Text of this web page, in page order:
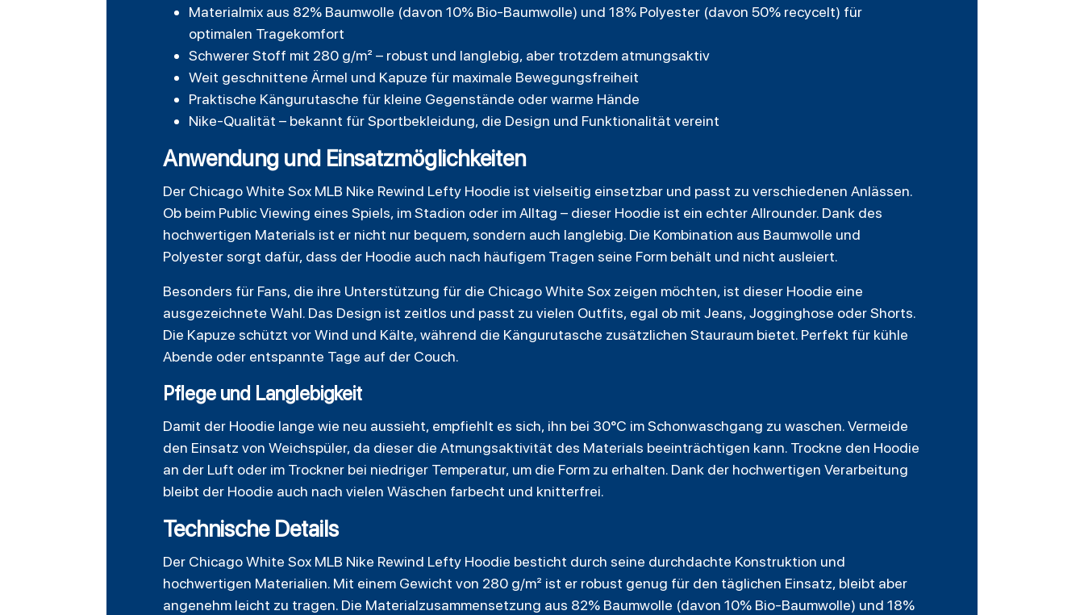
Materialmix aus 82% Baumwolle (davon 10% Bio-Baumwolle) und 18% Polyester (davon 50% recycelt) für
optimalen Tragekomfort
Schwerer Stoff mit 280 g/m² – robust und langlebig, aber trotzdem atmungsaktiv
Weit geschnittene Ärmel und Kapuze für maximale Bewegungsfreiheit
Praktische Kängurutasche für kleine Gegenstände oder warme Hände
Nike-Qualität – bekannt für Sportbekleidung, die Design und Funktionalität vereint
Anwendung und Einsatzmöglichkeiten
Der Chicago White Sox MLB Nike Rewind Lefty Hoodie ist vielseitig einsetzbar und passt zu verschiedenen Anlässen.
Ob beim Public Viewing eines Spiels, im Stadion oder im Alltag – dieser Hoodie ist ein echter Allrounder. Dank des
hochwertigen Materials ist er nicht nur bequem, sondern auch langlebig. Die Kombination aus Baumwolle und
Polyester sorgt dafür, dass der Hoodie auch nach häufigem Tragen seine Form behält und nicht ausleiert.
Besonders für Fans, die ihre Unterstützung für die Chicago White Sox zeigen möchten, ist dieser Hoodie eine
ausgezeichnete Wahl. Das Design ist zeitlos und passt zu vielen Outfits, egal ob mit Jeans, Jogginghose oder Shorts.
Die Kapuze schützt vor Wind und Kälte, während die Kängurutasche zusätzlichen Stauraum bietet. Perfekt für kühle
Abende oder entspannte Tage auf der Couch.
Pflege und Langlebigkeit
Damit der Hoodie lange wie neu aussieht, empfiehlt es sich, ihn bei 30°C im Schonwaschgang zu waschen. Vermeide
den Einsatz von Weichspüler, da dieser die Atmungsaktivität des Materials beeinträchtigen kann. Trockne den Hoodie
an der Luft oder im Trockner bei niedriger Temperatur, um die Form zu erhalten. Dank der hochwertigen Verarbeitung
bleibt der Hoodie auch nach vielen Wäschen farbecht und knitterfrei.
Technische Details
Der Chicago White Sox MLB Nike Rewind Lefty Hoodie besticht durch seine durchdachte Konstruktion und
hochwertigen Materialien. Mit einem Gewicht von 280 g/m² ist er robust genug für den täglichen Einsatz, bleibt aber
angenehm leicht zu tragen. Die Materialzusammensetzung aus 82% Baumwolle (davon 10% Bio-Baumwolle) und 18%